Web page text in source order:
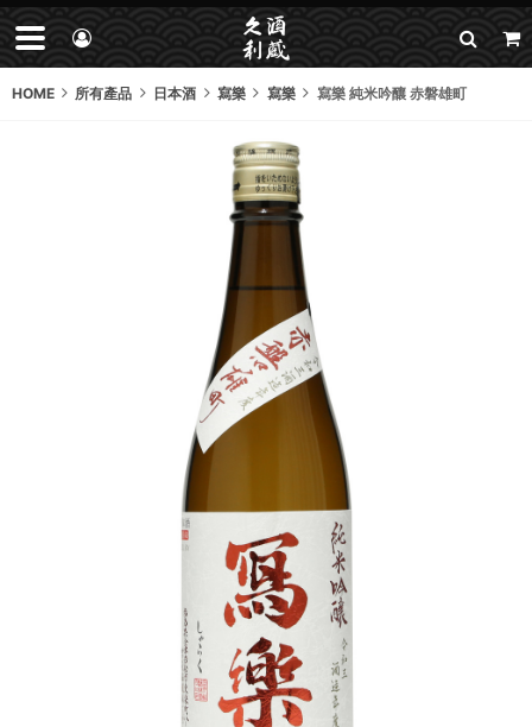
HOME 所有產品 日本酒 寫樂 寫樂 寫樂 純米吟釀 赤磐雄町